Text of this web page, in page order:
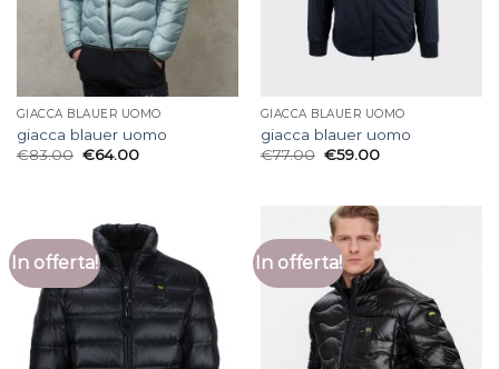
GIACCA BLAUER UOMO
giacca blauer uomo
€83.00 €64.00
GIACCA BLAUER UOMO
giacca blauer uomo
€77.00 €59.00
In offerta! In offerta!